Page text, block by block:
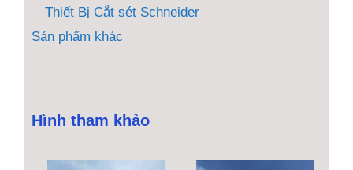
Thiết Bị Cắt sét Schneider
Sản phẩm khác
Hình tham khảo